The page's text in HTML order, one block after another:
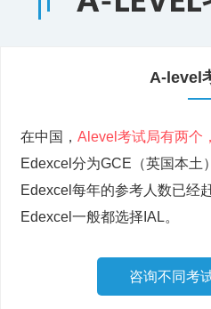
A-level
在中国，Alevel考试局有两个
Edexcel分为GCE（英国本土
Edexcel每年的参考人数已经
Edexcel一般都选择IAL。
咨询不同考